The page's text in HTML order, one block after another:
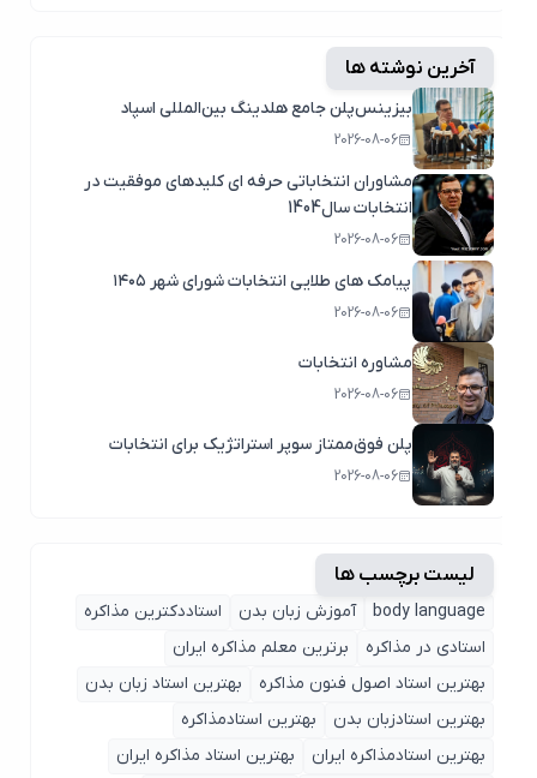
آخرین نوشته ها
بیزینس‌پلن جامع هلدینگ بین‌المللی اسپاد
2026-08-06
مشاوران انتخاباتی حرفه ای کلیدهای موفقیت در
انتخابات سال1404
2026-08-06
پیامک های طلایی انتخابات شورای شهر ۱۴۰۵
2026-08-06
مشاوره انتخابات
2026-08-06
پلن فوق‌ممتاز سوپر استراتژیک برای انتخابات
2026-08-06
لیست برچسب ها
body language آموزش زبان بدن
استاددکترین مذاکره
استادی در مذاکره
برترین معلم مذاکره ایران
بهترین استاد اصول ‌فنون مذاکره
بهترین استاد زبان بدن
بهترین استادزبان بدن
بهترین استادمذاکره
بهترین استادمذاکره ایران
بهترین استاد مذاکره ایران